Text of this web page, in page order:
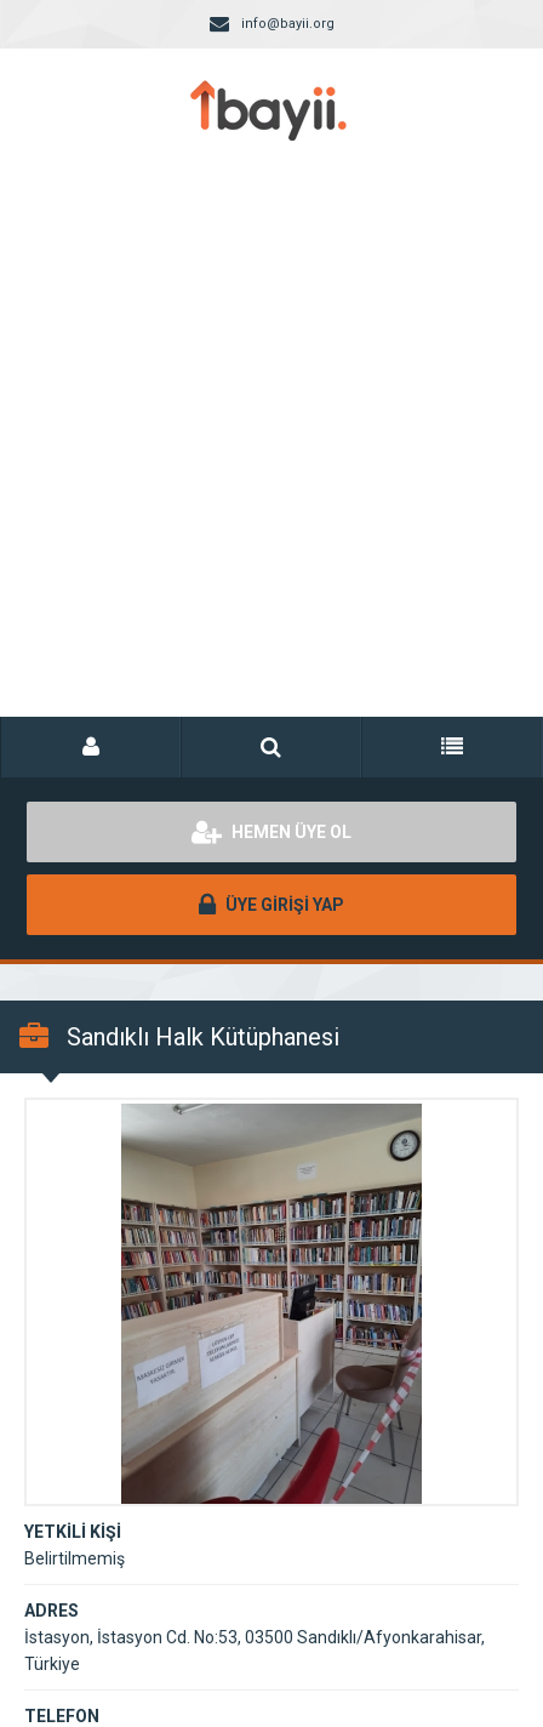
info@bayii.org
HEMEN ÜYE OL
ÜYE GİRİŞİ YAP
Sandıklı Halk Kütüphanesi
YETKİLİ KİŞİ
Belirtilmemiş
ADRES
İstasyon, İstasyon Cd. No:53, 03500 Sandıklı/Afyonkarahisar,
Türkiye
TELEFON